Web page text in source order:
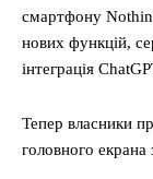
смартфону
нових функцій,
інтеграція
Тепер власники
головного